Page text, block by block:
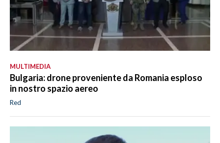
MULTIMEDIA
Bulgaria: drone proveniente da Romania esploso
in nostro spazio aereo
Red